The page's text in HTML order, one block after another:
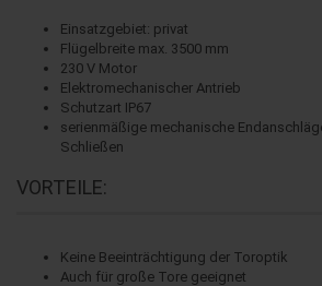
Einsatzgebiet: privat
Flügelbreite max. 3500 mm
230 V Motor
Elektromechanischer Antrieb
Schutzart IP67
serienmäßige mechanische
Schließen
VORTEILE:
Keine Beeinträchtigung der Toroptik
Auch für große Tore geeignet